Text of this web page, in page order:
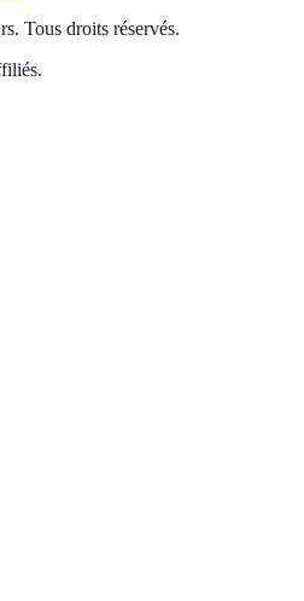
. Tous droits réservés.